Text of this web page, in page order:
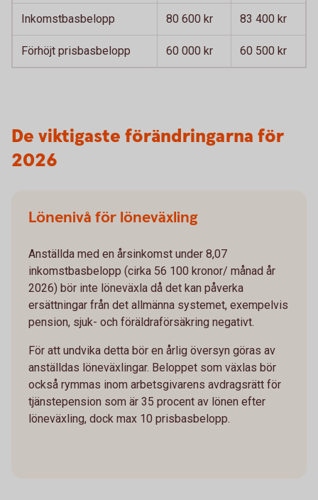
Inkomstbasbelopp 80 600 kr 83 400 kr
Förhöjt prisbasbelopp 60 000 kr 60 500 kr
De viktigaste förändringarna för
2026
Lönenivå för löneväxling
Anställda med en årsinkomst under 8,07
inkomstbasbelopp (cirka 56 100 kronor/ månad år
2026) bör inte löneväxla då det kan påverka
ersättningar från det allmänna systemet, exempelvis
pension, sjuk- och föräldraförsäkring negativt.
För att undvika detta bör en årlig översyn göras av
anställdas löneväxlingar. Beloppet som växlas bör
också rymmas inom arbetsgivarens avdragsrätt för
tjänstepension som är 35 procent av lönen efter
löneväxling, dock max 10 prisbasbelopp.